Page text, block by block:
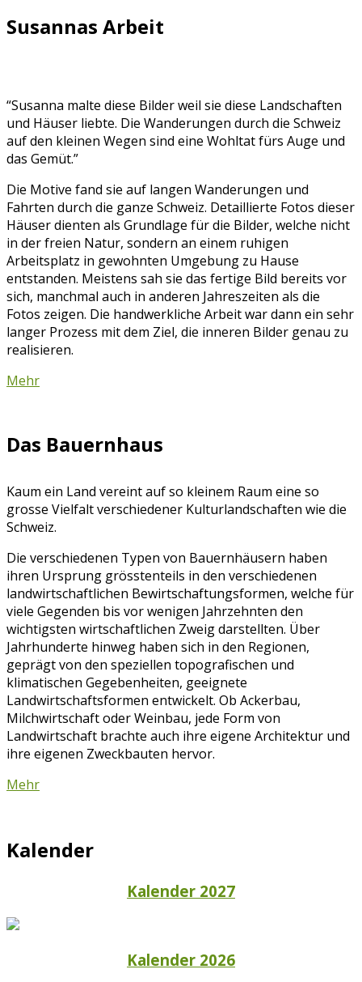
Susannas Arbeit
“Susanna malte diese Bilder weil sie diese Landschaften
und Häuser liebte. Die Wanderungen durch die Schweiz
auf den kleinen Wegen sind eine Wohltat fürs Auge und
das Gemüt.”
Die Motive fand sie auf langen Wanderungen und
Fahrten durch die ganze Schweiz. Detaillierte Fotos dieser
Häuser dienten als Grundlage für die Bilder, welche nicht
in der freien Natur, sondern an einem ruhigen
Arbeitsplatz in gewohnten Umgebung zu Hause
entstanden. Meistens sah sie das fertige Bild bereits vor
sich, manchmal auch in anderen Jahreszeiten als die
Fotos zeigen. Die handwerkliche Arbeit war dann ein sehr
langer Prozess mit dem Ziel, die inneren Bilder genau zu
realisieren.
Mehr
Das Bauernhaus
Kaum ein Land vereint auf so kleinem Raum eine so
grosse Vielfalt verschiedener Kulturlandschaften wie die
Schweiz.
Die verschiedenen Typen von Bauernhäusern haben
ihren Ursprung grösstenteils in den verschiedenen
landwirtschaftlichen Bewirtschaftungsformen, welche für
viele Gegenden bis vor wenigen Jahrzehnten den
wichtigsten wirtschaftlichen Zweig darstellten. Über
Jahrhunderte hinweg haben sich in den Regionen,
geprägt von den speziellen topografischen und
klimatischen Gegebenheiten, geeignete
Landwirtschaftsformen entwickelt. Ob Ackerbau,
Milchwirtschaft oder Weinbau, jede Form von
Landwirtschaft brachte auch ihre eigene Architektur und
ihre eigenen Zweckbauten hervor.
Mehr
Kalender
Kalender 2027
Kalender 2026